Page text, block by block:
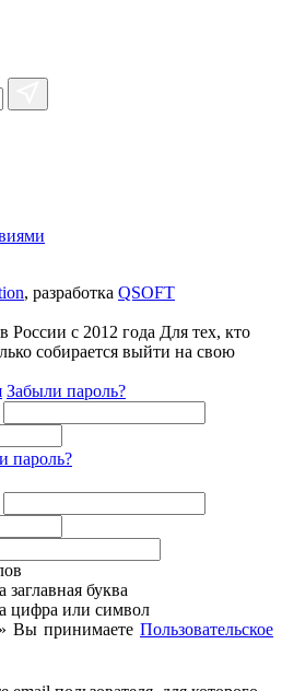
, разработка QSOFT
России с 2012 года Для тех, кто
собирается выйти на свою
Забыли пароль?
пароль?
буква
цифра или символ
Вы принимаете Пользовательское